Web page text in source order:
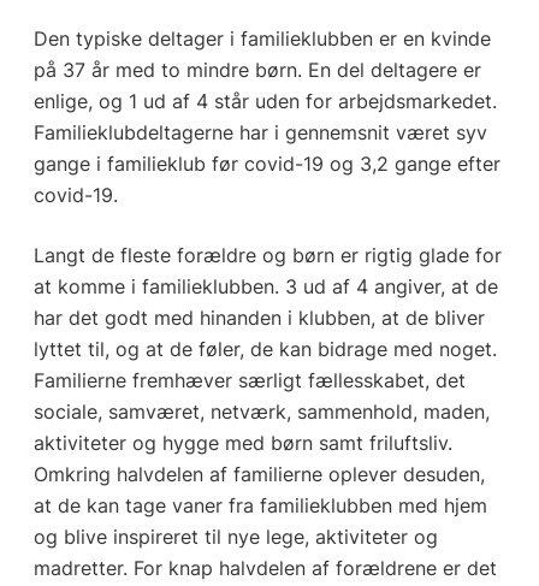
Den typiske deltager i familieklubben er en kvinde
på 37 år med to mindre børn. En del deltagere er
enlige, og 1 ud af 4 står uden for arbejdsmarkedet.
Familieklubdeltagerne har i gennemsnit været syv
gange i familieklub før covid-19 og 3,2 gange efter
covid-19.
Langt de fleste forældre og børn er rigtig glade for
at komme i familieklubben. 3 ud af 4 angiver, at de
har det godt med hinanden i klubben, at de bliver
lyttet til, og at de føler, de kan bidrage med noget.
Familierne fremhæver særligt fællesskabet, det
sociale, samværet, netværk, sammenhold, maden,
aktiviteter og hygge med børn samt friluftsliv.
Omkring halvdelen af familierne oplever desuden,
at de kan tage vaner fra familieklubben med hjem
og blive inspireret til nye lege, aktiviteter og
madretter. For knap halvdelen af forældrene er det